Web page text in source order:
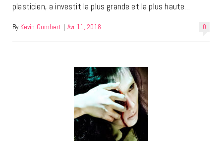
plasticien, a investit la plus grande et la plus haute…
0
By Kevin Gombert | Avr 11, 2018